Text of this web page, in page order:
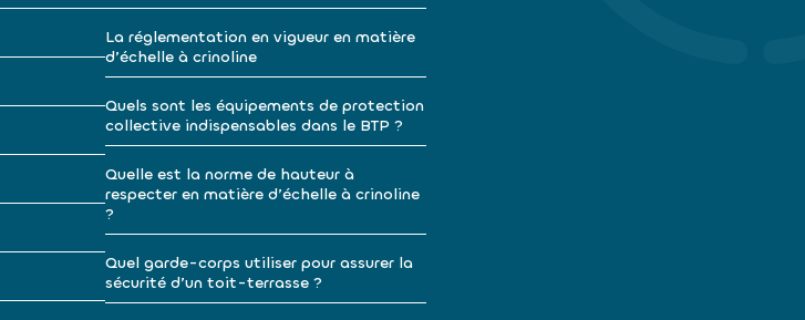
La réglementation en vigueur en matière
d’échelle à crinoline
Quels sont les équipements de protection
collective indispensables dans le BTP ?
Quelle est la norme de hauteur à
respecter en matière d’échelle à crinoline
?
Quel garde-corps utiliser pour assurer la
sécurité d’un toit-terrasse ?